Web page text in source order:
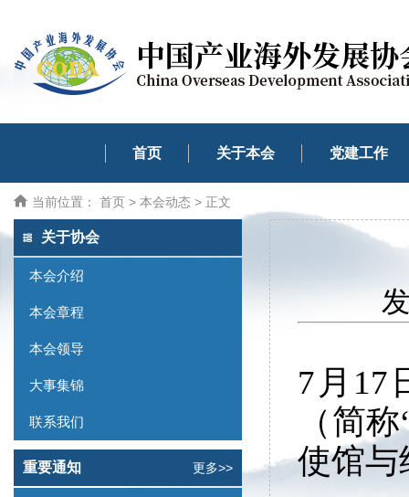
首页 关于本会 党建工作
当前位置： 首页 > 本会动态 > 正文
关于协会
本会介绍
本会章程
本会领导
大事集锦
联系我们
重要通知 更多>>
7月17
（简
使馆与